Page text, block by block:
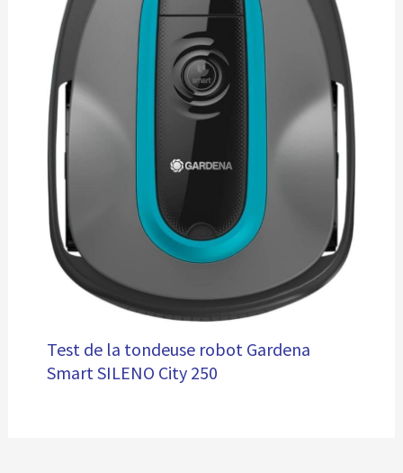
Test de la tondeuse robot Gardena
Smart SILENO City 250